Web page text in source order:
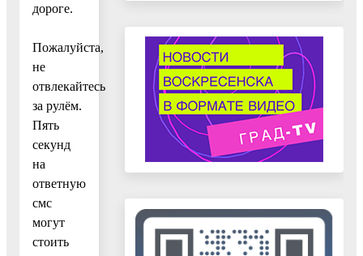
дороге.
Пожалуйста,
не
отвлекайтесь
за рулём.
Пять
секунд
на
ответную
смс
могут
стоить